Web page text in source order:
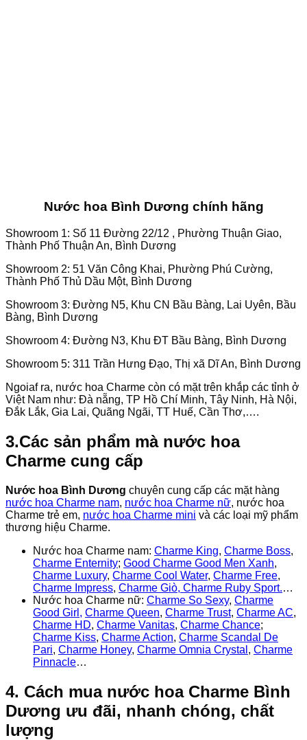
Nước hoa Bình Dương chính hãng
Showroom 1: Số 11 Đường 22/12 , Phường Thuận Giao,
Thành Phố Thuận An, Bình Dương
Showroom 2: 51 Văn Công Khai, Phường Phú Cường,
Thành Phố Thủ Dầu Một, Bình Dương
Showroom 3: Đường N5, Khu CN Bầu Bàng, Lai Uyên, Bầu
Bàng, Bình Dương
Showroom 4: Đường N3, Khu ĐT Bầu Bàng, Bình Dương
Showroom 5: 311 Trần Hưng Đạo, Thị xã Dĩ An, Bình Dương
Ngoiaf ra, nước hoa Charme còn có mặt trên khắp các tỉnh ở
Việt Nam như: Đà nẵng, TP Hồ Chí Minh, Tây Ninh, Hà Nội,
Đắk Lắk, Gia Lai, Quãng Ngãi, TT Huế, Cần Thơ,….
3.Các sản phẩm mà nước hoa
Charme cung cấp
Nước hoa Bình Dương chuyên cung cấp các mặt hàng
nước hoa Charme nam, nước hoa Charme nữ, nước hoa
Charme trẻ em, nước hoa Charme mini và các loại mỹ phẩm
thương hiệu Charme.
Nước hoa Charme nam: Charme King, Charme Boss,
Charme Enternity; Good Charme Good Men Xanh,
Charme Luxury, Charme Cool Water, Charme Free,
Charme Impress, Charme Giò, Charme Ruby Sport.…
Nước hoa Charme nữ: Charme So Sexy, Charme
Good Girl, Charme Queen, Charme Trust, Charme AC,
Charme HD, Charme Vanitas, Charme Chance;
Charme Kiss, Charme Action, Charme Scandal De
Pari, Charme Honey, Charme Omnia Crystal , Charme
Pinnacle…
4. Cách mua nước hoa Charme Bình
Dương ưu đãi, nhanh chóng, chất
lượng